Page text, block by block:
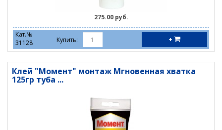
275.00 руб.
Кат.№
31128
Купить: +
Клей "Момент" монтаж Мгновенная хватка
125гр туба ...